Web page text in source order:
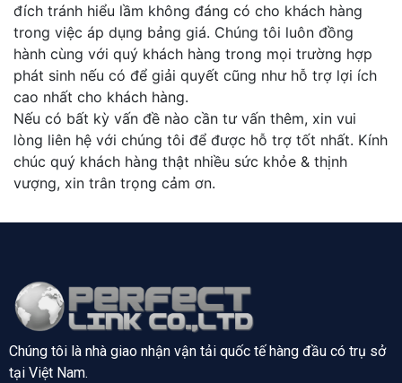
đích tránh hiểu lầm không đáng có cho khách hàng
trong việc áp dụng bảng giá. Chúng tôi luôn đồng
hành cùng với quý khách hàng trong mọi trường hợp
phát sinh nếu có để giải quyết cũng như hỗ trợ lợi ích
cao nhất cho khách hàng.
Nếu có bất kỳ vấn đề nào cần tư vấn thêm, xin vui
lòng liên hệ với chúng tôi để được hỗ trợ tốt nhất. Kính
chúc quý khách hàng thật nhiều sức khỏe & thịnh
vượng, xin trân trọng cảm ơn.
Chúng tôi là nhà giao nhận vận tải quốc tế hàng đầu có trụ sở
tại Việt Nam.